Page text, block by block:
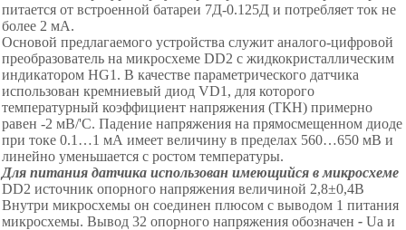
питается от встроенной батареи 7Д-0.125Д и потребляет ток не
более 2 мА.
Основой предлагаемого устройства служит аналого-цифровой
преобразователь на микросхеме DD2 с жидкокристаллическим
индикатором НG1 . В качестве параметрического датчика
использован кремниевый диод VD1, для которого
температурный коэффициент напряжения (ТКН) примерно
равен -2 мВ/'С. Падение напряжения на прямосмещенном диоде
при токе 0.1 …1 мА имеет величину в пределах 560…650 мВ и
линейно уменьшается с ростом температуры.
Для питания датчика использован имеющийся в микросхеме
DD2 источник опорного напряжения величиной 2,8±0,4В
Внутри микросхемы он соединен плюсом с выводом 1 питания
микросхемы. Вывод 32 опорного напряжения обозначен - Uа и